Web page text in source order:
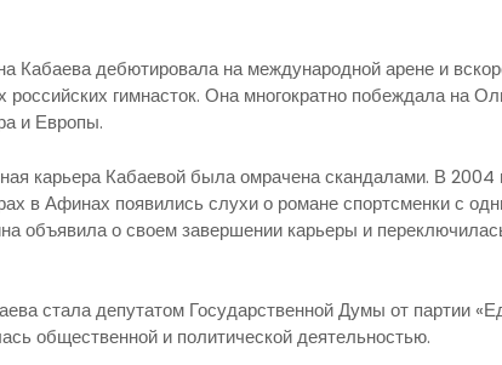
Кабаева дебютировала на международной арене и
гимнасток. Она многократно побеждала на
и Европы.
карьера Кабаевой была омрачена скандалами. В 2004
в Афинах появились слухи о романе спортсменки с
объявила о своем завершении карьеры и
стала депутатом Государственной Думы от партии
общественной и политической деятельностью.